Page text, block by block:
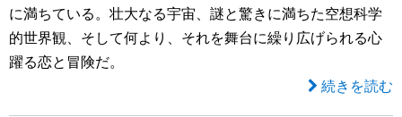
に満ちている。壮大なる宇宙、謎と驚きに満ちた空想科学
的世界観、そして何より、それを舞台に繰り広げられる心
躍る恋と冒険だ。
続きを読む